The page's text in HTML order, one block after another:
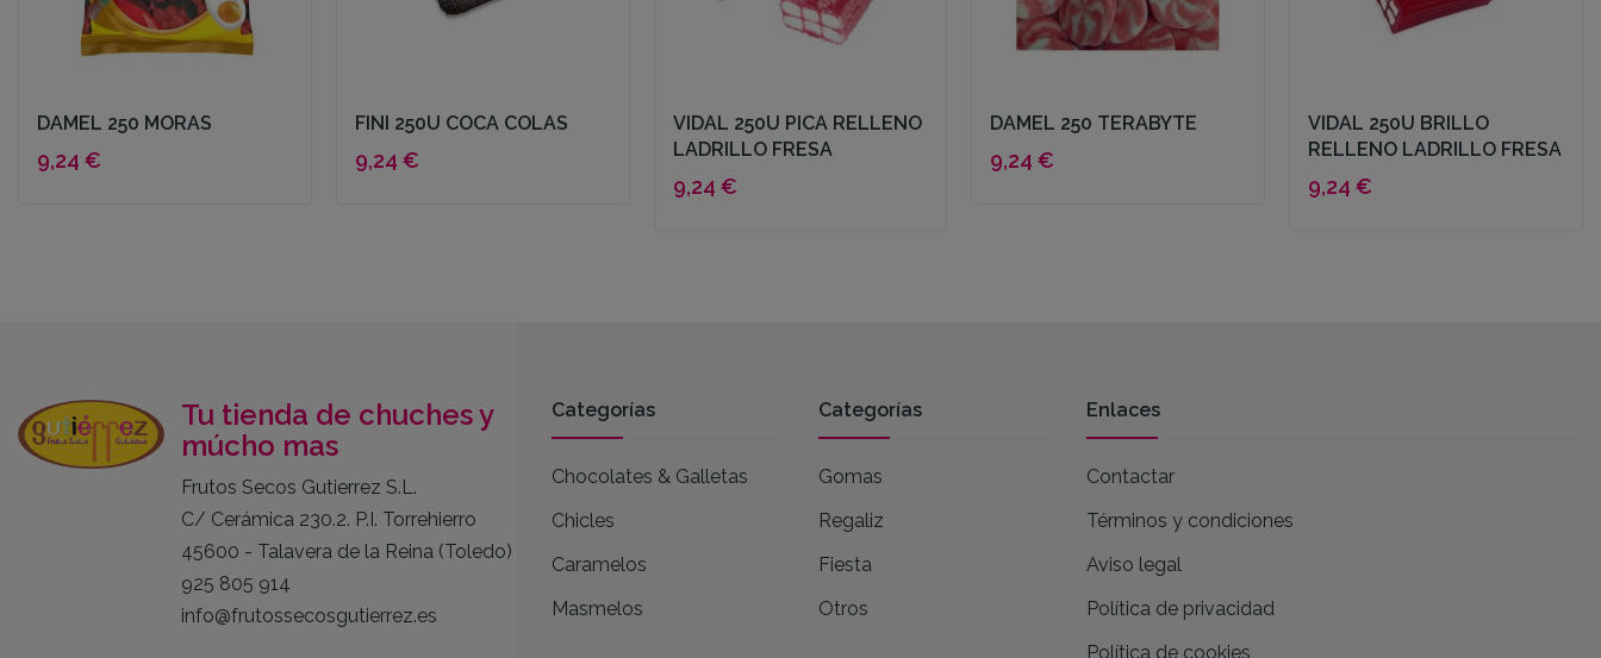
DAMEL 250 MORAS
9,24 €
FINI 250U COCA COLAS
9,24 €
VIDAL 250U PICA RELLENO
LADRILLO FRESA
9,24 €
DAMEL 250 TERABYTE
9,24 €
VIDAL 250U BRILLO
RELLENO LADRILLO FRESA
9,24 €
Tu tienda de chuches y
múcho mas
Frutos Secos Gutierrez S.L.
C/ Cerámica 230.2. P.I. Torrehierro
45600 - Talavera de la Reina (Toledo)
925 805 914
info@frutossecosgutierrez.es
Categorías
Chocolates & Galletas
Chicles
Caramelos
Masmelos
Categorías
Gomas
Regaliz
Fiesta
Otros
Enlaces
Contactar
Términos y condiciones
Aviso legal
Política de privacidad
Política de cookies